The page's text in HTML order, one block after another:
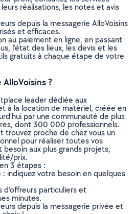
réalisations, les notes et avis
depuis la messagerie AlloVoisins
et efficaces.
au paiement en ligne, en passant
l’état des lieux, les devis et les
gratuits à chaque étape de votre
?
leader dédiée aux
à la location de matériel, créée en
par une communauté de plus
dont 300 000 professionnels.
trouvez proche de chez vous un
pour réaliser toutes vos
aux plus grands projets,
prix.
3 étapes :
indiquez votre besoin en quelques
d’offreurs particuliers et
minutes.
depuis la messagerie privée et